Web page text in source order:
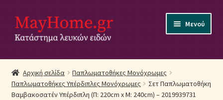
Απευθείας
μετάβαση
στην
Μετάβαση
σε
περιεχόμενο
Μενού
Αρχική
Ακύρωση Παραγγελίας
Αρχική σελίδα
Παπλωματοθήκες Μονόχρωμες
Παπλωματοθήκες Υπέρδιπλες Μονόχρωμες
Σετ Παπλωματοθήκη
Βαμβακοσατέν Υπέρδιπλη (Π: 220cm x Μ: 240cm) – 2019939731